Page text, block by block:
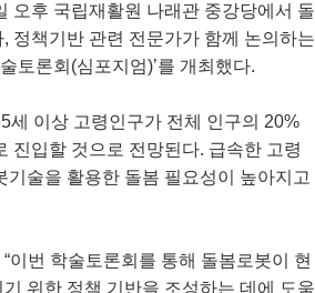
오후 국립재활원 나래관 중강당에서 돌
정책기반 관련 전문가가 함께 논의하는
토론회(심포지엄)’를 개최했다.
세 이상 고령인구가 전체 인구의 20%
진입할 것으로 전망된다. 급속한 고령
기술을 활용한 돌봄 필요성이 높아지고
이번 학술토론회를 통해 돌봄로봇이 현
위한 정책 기반을 조성하는 데에 도움